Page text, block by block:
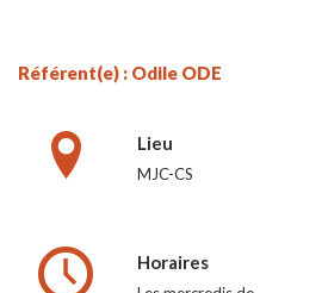
Référent(e) : Odile ODE
Lieu
MJC-CS
Horaires